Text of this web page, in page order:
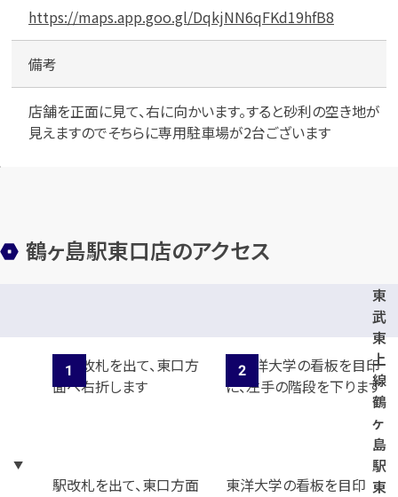
まずはお電話で無料査定
https://maps.app.goo.gl/DqkjNN6qFKd19hfB8
備考
店舗を正面に見て、右に向かいます。すると砂利の空き地が
見えますのでそちらに専用駐車場が2台ございます
鶴ヶ島駅東口店のアクセス
東
武
東
上
線
鶴
ヶ
島
駅
東
駅改札を出て、東口方面
東洋大学の看板を目印